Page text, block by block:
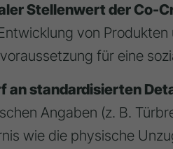
Stellenwert der Co-
von
für eine
an standardisierten
Angaben (z. B.
wie die physische